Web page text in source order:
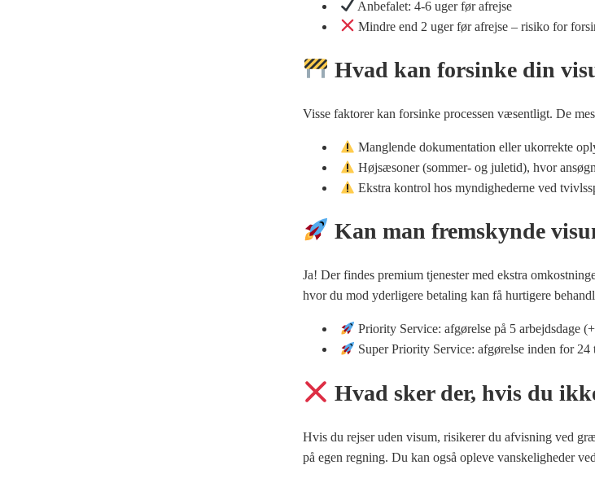
Anbefalet: 4-6 uger før afrejse
Mindre end 2 uger før afrejse – risiko for
Hvad kan forsinke din
Visse faktorer kan forsinke processen væsentligt. De
Manglende dokumentation eller ukorrekte
Højsæsoner (sommer- og juletid), hvor
Ekstra kontrol hos myndighederne ved
Kan man fremskynde
Ja! Der findes premium tjenester med ekstra
hvor du mod yderligere betaling kan få hurtigere
Priority Service: afgørelse på 5 arbejdsdage
Super Priority Service: afgørelse inden for
Hvad sker der, hvis du
Hvis du rejser uden visum, risikerer du afvisning ved
på egen regning. Du kan også opleve vanskeligheder